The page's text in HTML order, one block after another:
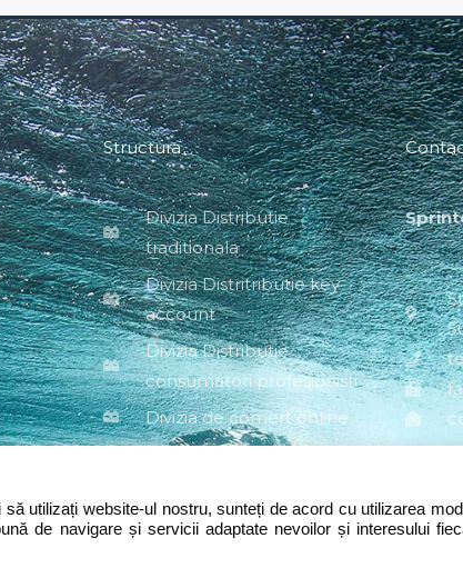
Structura
Divizia Distributie
traditionala
Divizia Distritributie key
account
Divizia Distributie
consumatori profesionisti
Divizia de comert online
utilizați website-ul nostru, sunteți de acord cu utilizarea
de navigare și servicii adaptate nevoilor și interesului